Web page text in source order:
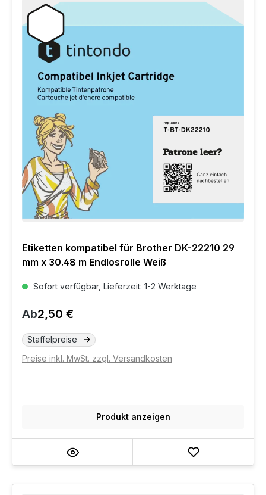
Etiketten kompatibel für Brother DK-22210 29
mm x 30.48 m Endlosrolle Weiß
Sofort verfügbar, Lieferzeit: 1-2 Werktage
Ab2,50 €
Preise inkl. MwSt. zzgl. Versandkosten
Produkt anzeigen